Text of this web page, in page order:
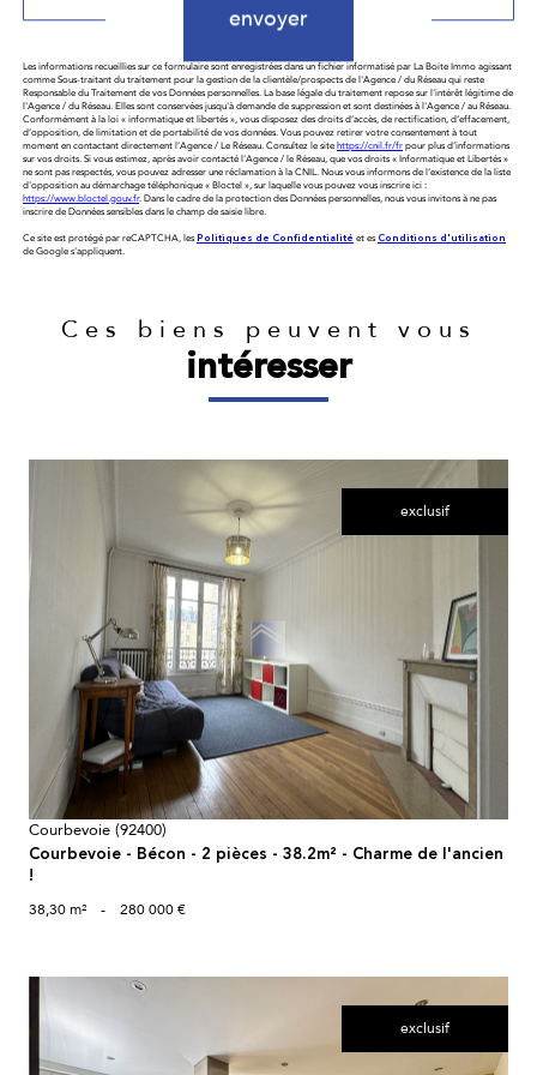
envoyer
Les informations recueillies sur ce formulaire sont enregistrées dans un fichier informatisé par La Boite Immo agissant
comme Sous-traitant du traitement pour la gestion de la clientèle/prospects de l'Agence / du Réseau qui reste
Responsable du Traitement de vos Données personnelles. La base légale du traitement repose sur l'intérêt légitime de
l'Agence / du Réseau. Elles sont conservées jusqu'à demande de suppression et sont destinées à l'Agence / au Réseau.
Conformément à la loi « informatique et libertés », vous disposez des droits d’accès, de rectification, d’effacement,
d’opposition, de limitation et de portabilité de vos données. Vous pouvez retirer votre consentement à tout
moment en contactant directement l’Agence / Le Réseau. Consultez le sitehttps://cnil.fr/frpour plus d’informations
sur vos droits. Si vous estimez, après avoir contacté l'Agence / le Réseau, que vos droits « Informatique et Libertés »
ne sont pas respectés, vous pouvez adresser une réclamation à la CNIL. Nous vous informons de l’existence de la liste
d'opposition au démarchage téléphonique « Bloctel », sur laquelle vous pouvez vous inscrire ici :
https://www.bloctel.gouv.fr. Dans le cadre de la protection des Données personnelles, nous vous invitons à ne pas
inscrire de Données sensibles dans le champ de saisie libre.
Ce site est protégé par reCAPTCHA, les Politiques de Confidentialité et es Conditions d'utilisation
de Google s'appliquent.
Ces biens peuvent vous
intéresser
exclusif
voir le bien
Courbevoie (92400)
Courbevoie - Bécon - 2 pièces - 38.2m² - Charme de l'ancien
!
38,30 m²
- 280 000 €
exclusif